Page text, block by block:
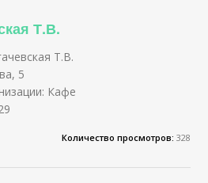
Т.В.
Т.В.
5
Кафе
Количество просмотров: 328